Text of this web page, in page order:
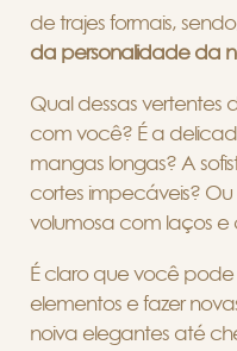
de trajes formais,
da personalidade da
Qual dessas vertentes
com você? É a
mangas longas? A
cortes impecáveis?
volumosa com laços
É claro que você pode
elementos e fazer
noiva elegantes até